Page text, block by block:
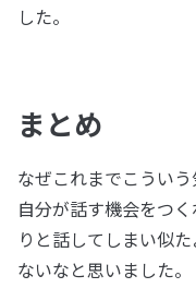
した。
まとめ
なぜこれまでこういう
自分が話す機会をつ
りと話してしまい似
ないなと思いました。